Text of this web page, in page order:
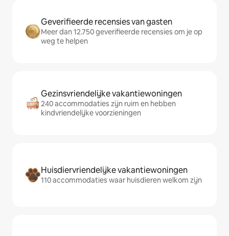
Geverifieerde recensies van gasten
Meer dan 12.750 geverifieerde recensies om je op
weg te helpen
Gezinsvriendelijke vakantiewoningen
240 accommodaties zijn ruim en hebben
kindvriendelijke voorzieningen
Huisdiervriendelijke vakantiewoningen
110 accommodaties waar huisdieren welkom zijn